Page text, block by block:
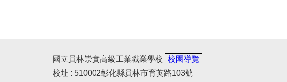
國立員林崇實高級工業職業學校
校園導覽
校址 : 510002彰化縣員林市育英路103號